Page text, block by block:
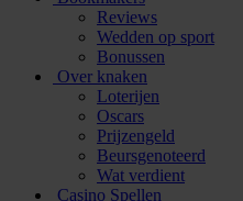
Reviews
Wedden op sport
Bonussen
Over knaken
Loterijen
Oscars
Prijzengeld
Beursgenoteerd
Wat verdient
Casino Spellen